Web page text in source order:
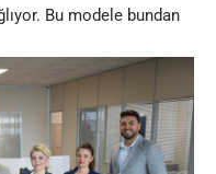
Bu modele bundan